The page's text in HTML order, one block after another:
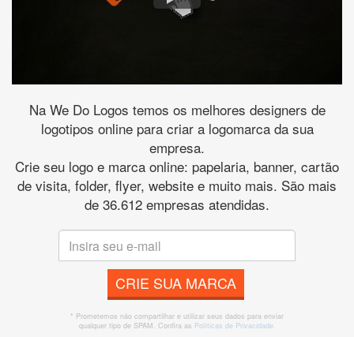
Na We Do Logos temos os melhores designers de
logotipos online para criar a logomarca da sua
empresa.
Crie seu logo e marca online: papelaria, banner, cartão
de visita, folder, flyer, website e muito mais. São mais
de 36.612 empresas atendidas.
CRIE SUA MARCA
* Prometemos não compartilhar e utilizar seus dados para enviar
qualquer tipo de SPAM. Confira as Políticas de Privacidade.